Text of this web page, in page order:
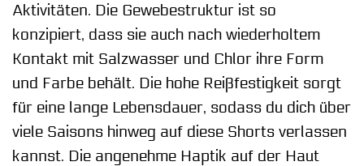
Aktivitäten. Die Gewebestruktur ist so
konzipiert, dass sie auch nach wiederholtem
Kontakt mit Salzwasser und Chlor ihre Form
und Farbe behält. Die hohe Reißfestigkeit sorgt
für eine lange Lebensdauer, sodass du dich über
viele Saisons hinweg auf diese Shorts verlassen
kannst. Die angenehme Haptik auf der Haut